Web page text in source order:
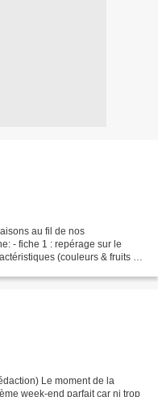
au fil de nos
- fiche 1 : repérage sur le
(couleurs & fruits -à
Le moment de la
week-end parfait car ni trop